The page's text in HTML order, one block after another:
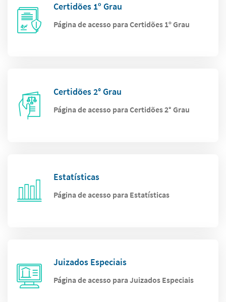
Certidões 1º Grau
Página de acesso para Certidões 1º Grau
Certidões 2° Grau
Página de acesso para Certidões 2° Grau
Estatísticas
Página de acesso para Estatísticas
Juizados Especiais
Página de acesso para Juizados Especiais